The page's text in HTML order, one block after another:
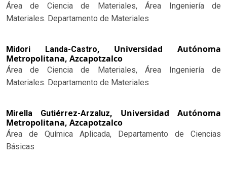
Área de Ciencia de Materiales, Área Ingeniería de
Materiales. Departamento de Materiales
Midori Landa-Castro, Universidad Autónoma
Metropolitana, Azcapotzalco
Área de Ciencia de Materiales, Área Ingeniería de
Materiales. Departamento de Materiales
Mirella Gutiérrez-Arzaluz, Universidad Autónoma
Metropolitana, Azcapotzalco
Área de Química Aplicada, Departamento de Ciencias
Básicas